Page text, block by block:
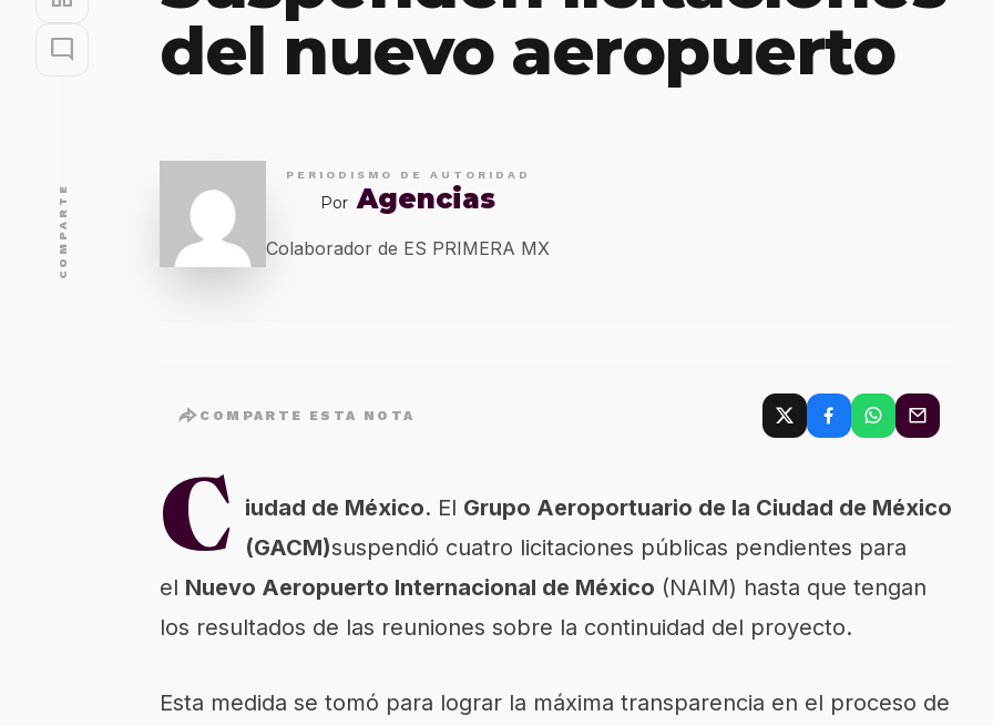
mode_comment
COMPARTE
del nuevo aeropuerto
PERIODISMO DE AUTORIDAD
Por Agencias
Colaborador de ES PRIMERA MX
COMPARTE ESTA NOTA
C iudad de México. El Grupo Aeroportuario de la Ciudad de México
(GACM)suspendió cuatro licitaciones públicas pendientes para
el Nuevo Aeropuerto Internacional de México (NAIM) hasta que tengan
los resultados de las reuniones sobre la continuidad del proyecto.
Esta medida se tomó para lograr la máxima transparencia en el proceso de